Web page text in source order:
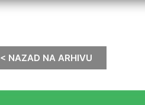
< NAZAD NA ARHIVU